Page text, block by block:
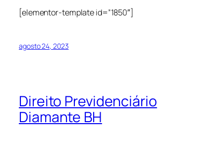
[elementor-template id=”1850″]
agosto 24, 2023
Direito Previdenciário
Diamante BH